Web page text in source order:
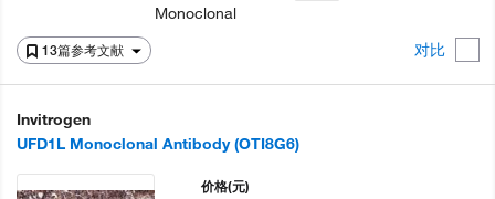
13篇参考文献 对比
Monoclonal
Invitrogen
UFD1L Monoclonal Antibody (OTI8G6)
价格(元)